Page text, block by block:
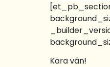
Kära vän!